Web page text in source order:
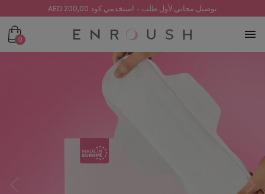
توصيل مجاني لأول طلب - استخدمي كود 200,00 AED
0